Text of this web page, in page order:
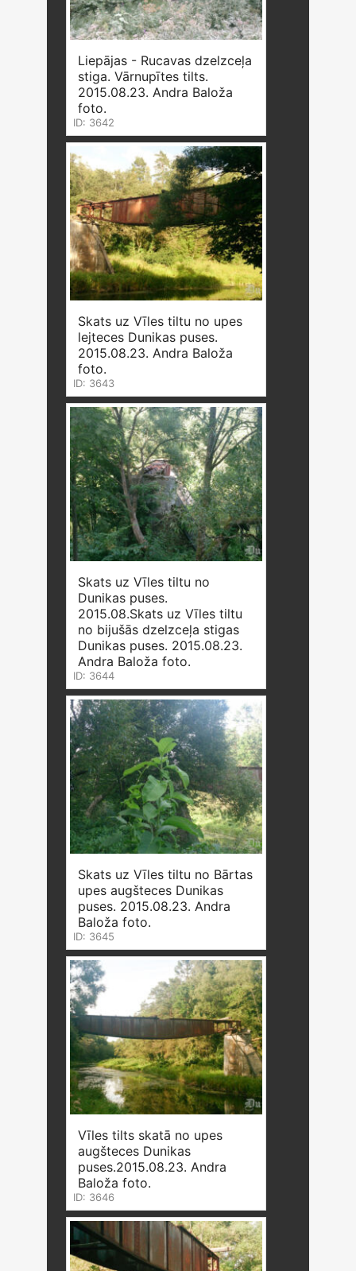
Liepājas - Rucavas dzelzceļa
stiga. Vārnupītes tilts.
2015.08.23. Andra Baloža
foto.
ID: 3642
Skats uz Vīles tiltu no upes
lejteces Dunikas puses.
2015.08.23. Andra Baloža
foto.
ID: 3643
Skats uz Vīles tiltu no
Dunikas puses.
2015.08.Skats uz Vīles tiltu
no bijušās dzelzceļa stigas
Dunikas puses. 2015.08.23.
Andra Baloža foto.
ID: 3644
Skats uz Vīles tiltu no Bārtas
upes augšteces Dunikas
puses. 2015.08.23. Andra
Baloža foto.
ID: 3645
Vīles tilts skatā no upes
augšteces Dunikas
puses.2015.08.23. Andra
Baloža foto.
ID: 3646